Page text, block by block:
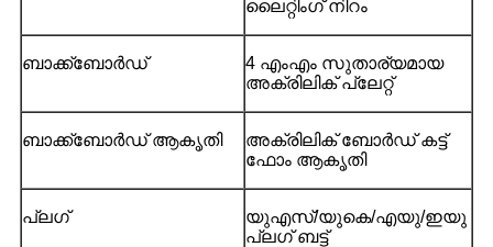
ലൈറ്റിംഗ് നിറം
ബാക്ക്ബോർഡ്
4 എംഎം സുതാര്യമായ
അക്രിലിക് പ്ലേറ്റ്
ബാക്ക്ബോർഡ് ആകൃതി
അക്രിലിക് ബോർഡ് കട്ട്
ഫോം ആകൃതി
പ്ലഗ്
യുഎസ്/യുകെ/എയു/ഇയു
പ്ലഗ് ബട്ട്